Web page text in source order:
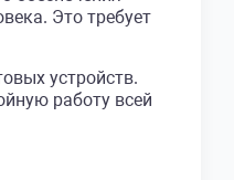
Это требует
устройств.
работу всей